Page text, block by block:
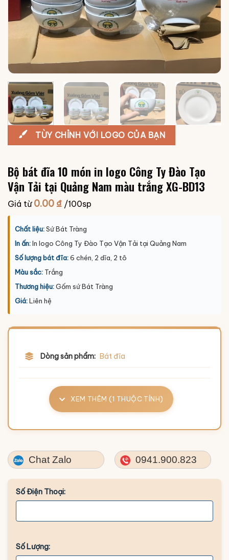
TÙY CHỈNH VỚI LOGO CỦA BẠN
Bộ bát đĩa 10 món in logo Công Ty Đào Tạo
Vận Tải tại Quảng Nam màu trắng XG-BD13
Giá từ 0.00₫ /100sp
Chất liệu:Sứ Bát Tràng
In ấn:In logo Công Ty Đào Tạo Vận Tải tại Quảng Nam
Số lượng bát đĩa:6 chén, 2 dĩa, 2 tô
Màu sắc: Trắng
Thương hiệu:Gốm sứ Bát Tràng
Giá:Liên hệ
Dòng sản phẩm: Bát đĩa
XEM THÊM (1 THUỘC TÍNH)
Chat Zalo 0941.900.823
Số Điện Thoại:
Số Lượng: